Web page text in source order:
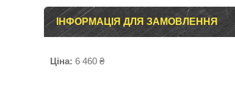
ІНФОРМАЦІЯ ДЛЯ ЗАМОВЛЕННЯ
Ціна: 6 460 ₴